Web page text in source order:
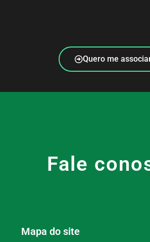
Quero me
Fale
Mapa do site